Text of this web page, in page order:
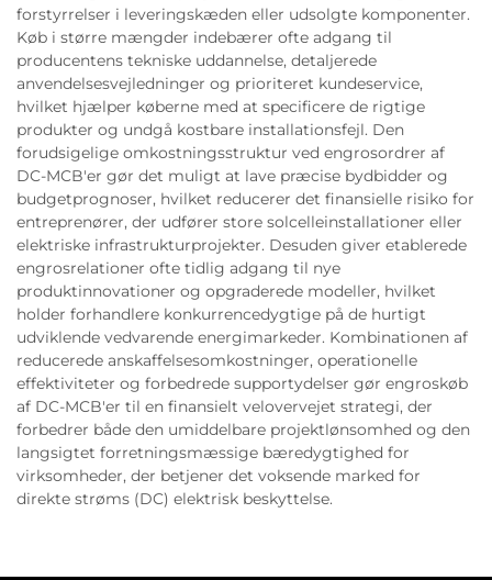
forstyrrelser i leveringskæden eller udsolgte komponenter.
Køb i større mængder indebærer ofte adgang til
producentens tekniske uddannelse, detaljerede
anvendelsesvejledninger og prioriteret kundeservice,
hvilket hjælper køberne med at specificere de rigtige
produkter og undgå kostbare installationsfejl. Den
forudsigelige omkostningsstruktur ved engrosordrer af
DC-MCB'er gør det muligt at lave præcise bydbidder og
budgetprognoser, hvilket reducerer det finansielle risiko for
entreprenører, der udfører store solcelleinstallationer eller
elektriske infrastrukturprojekter. Desuden giver etablerede
engrosrelationer ofte tidlig adgang til nye
produktinnovationer og opgraderede modeller, hvilket
holder forhandlere konkurrencedygtige på de hurtigt
udviklende vedvarende energimarkeder. Kombinationen af
reducerede anskaffelsesomkostninger, operationelle
effektiviteter og forbedrede supportydelser gør engroskøb
af DC-MCB'er til en finansielt velovervejet strategi, der
forbedrer både den umiddelbare projektlønsomhed og den
langsigtet forretningsmæssige bæredygtighed for
virksomheder, der betjener det voksende marked for
direkte strøms (DC) elektrisk beskyttelse.